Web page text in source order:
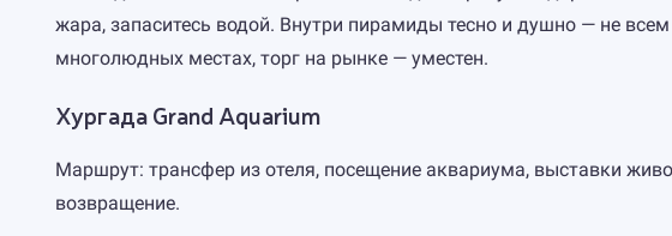
жара, запаситесь водой. Внутри пирамиды тесно и душно — не
многолюдных местах, торг на рынке — уместен.
Хургада Grand Aquarium
Маршрут: трансфер из отеля, посещение аквариума, выставки
возвращение.